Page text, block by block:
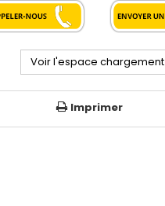
Voir l'espace chargement
Imprimer